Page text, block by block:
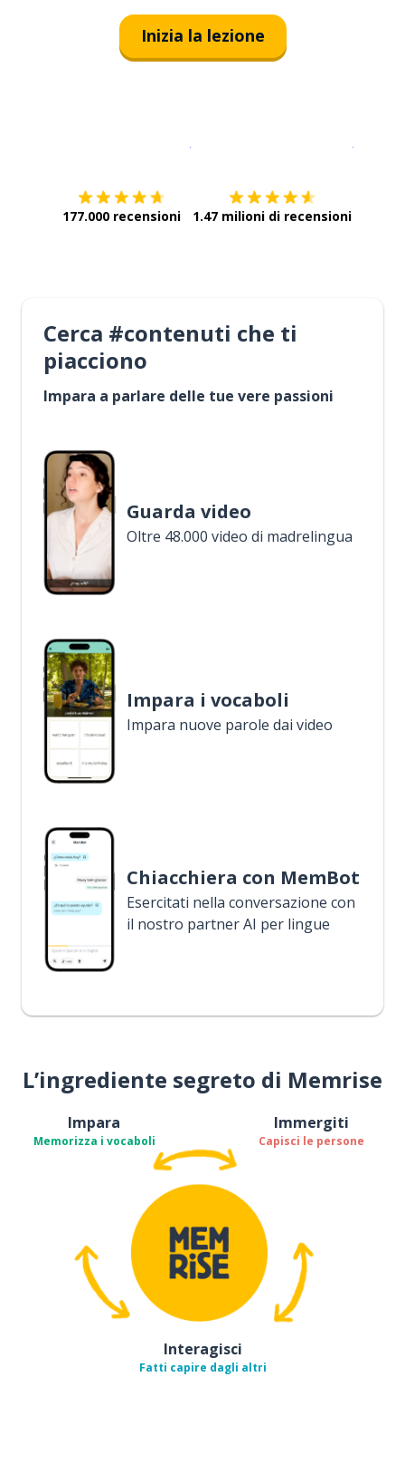
Inizia la lezione
177.000 recensioni 1.47 milioni di recensioni
Cerca #contenuti che ti
piacciono
Impara a parlare delle tue vere passioni
Guarda video
Oltre 48.000 video di madrelingua
Impara i vocaboli
Impara nuove parole dai video
Chiacchiera con MemBot
Esercitati nella conversazione con
il nostro partner AI per lingue
L’ingrediente segreto di Memrise
Impara
Memorizza i vocaboli
Immergiti
Capisci le persone
Interagisci
Fatti capire dagli altri